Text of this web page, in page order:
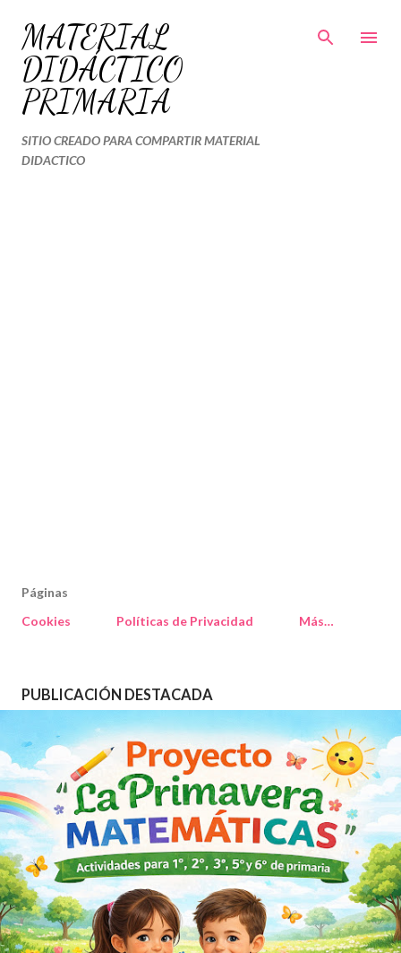
Ir al contenido principal
MATERIAL
DIDÁCTICO
PRIMARIA
SITIO CREADO PARA COMPARTIR MATERIAL
DIDACTICO
Páginas
Cookies
Políticas de Privacidad Más…
PUBLICACIÓN DESTACADA